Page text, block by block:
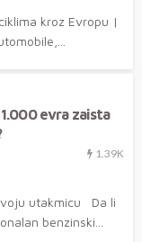
kroz Evropu |
evra zaista
1.39K
utakmicu Da li
benzinski...